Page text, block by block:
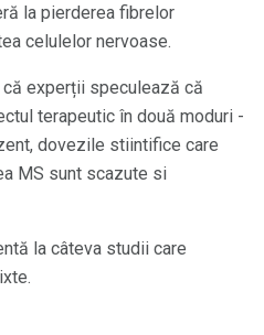
la pierderea fibrelor
celulelor nervoase.
experții speculează că
terapeutic în două moduri -
dovezile stiintifice care
MS sunt scazute si
la câteva studii care